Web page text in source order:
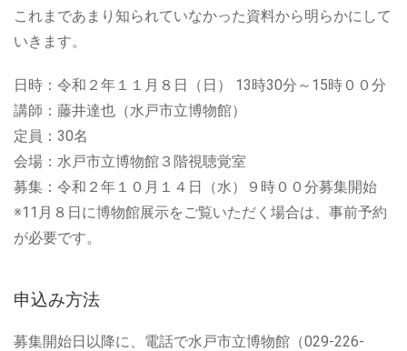
これまであまり知られていなかった資料から明らかにして
いきます。
日時：令和２年１１月８日（日） 13時30分～15時００分
講師：藤井達也（水戸市立博物館）
定員：30名
会場：水戸市立博物館３階視聴覚室
募集：令和２年１０月１４日（水）９時００分募集開始
※11月８日に博物館展示をご覧いただく場合は、事前予約
が必要です。
申込み方法
募集開始日以降に、電話で水戸市立博物館（029-226-